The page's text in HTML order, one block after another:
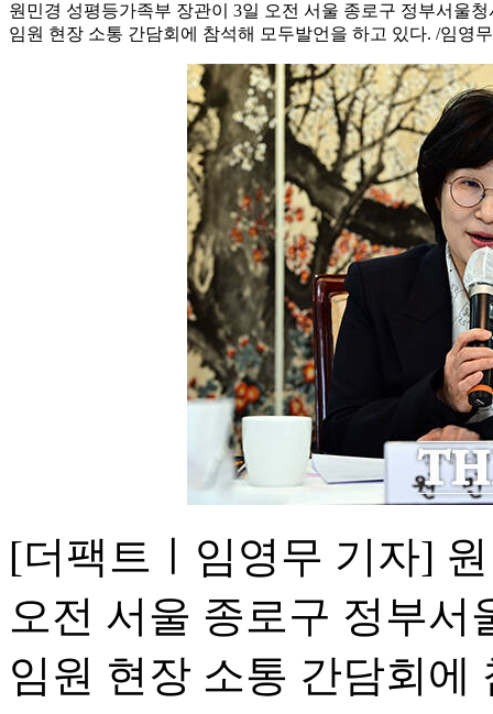
원민경 성평등가족부 장관이 3일 오전 서울 종로구 정부서울
임원 현장 소통 간담회에 참석해 모두발언을 하고 있다. /임영
[더팩트ㅣ임영무 기자]
오전 서울 종로구 정부
임원 현장 소통 간담회에